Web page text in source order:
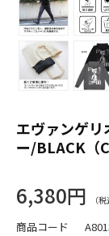
エヴァンゲリ
ー/BLACK（
6,380円
商品コード